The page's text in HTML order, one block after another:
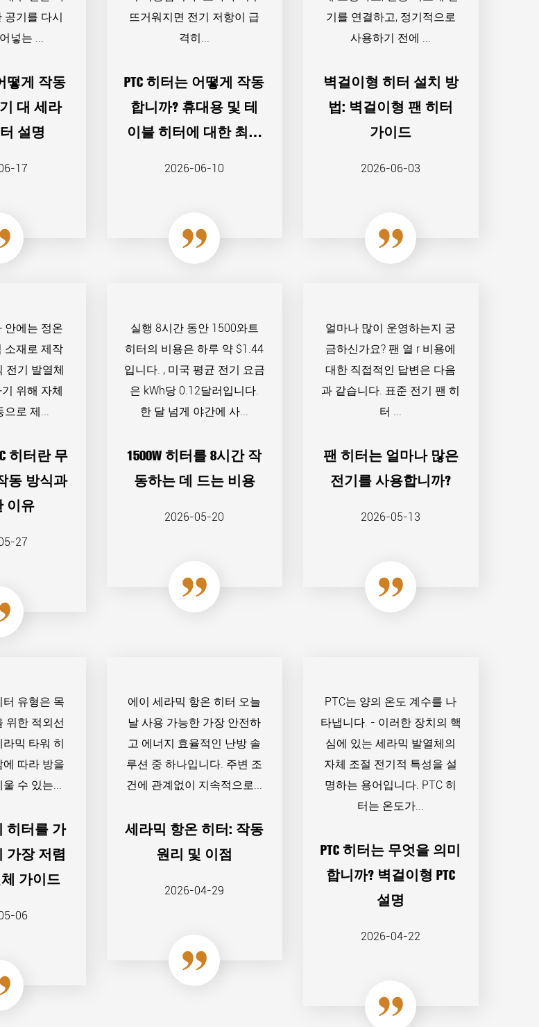
공기를 다시
넣는 ...
떻게 작동
대 세라
설명
17
뜨거워지면 전기 저항이 급
격히...
PTC 히터는 어떻게 작동
합니까? 휴대용 및 테
이블 히터에 대한 최종
2026-06-10
기를 연결하고, 정기적으로
사용하기 전에 ...
벽걸이형 히터 설치 방
법: 벽걸이형 팬 히터
가이드
2026-06-03
안에는 정온
소재로 제작
전기 발열체
위해 자체
으로 제...
히터란 무
동 방식과
이유
27
실행 8시간 동안 1500와트
히터의 비용은 하루 약 $1.44
입니다. , 미국 평균 전기 요금
은 kWh당 0.12달러입니다.
한 달 넘게 야간에 사...
1500W 히터를 8시간 작
동하는 데 드는 비용
2026-05-20
얼마나 많이 운영하는지 궁
금하신가요? 팬 열 r 비용에
대한 직접적인 답변은 다음
과 같습니다. 표준 전기 팬 히
터 ...
팬 히터는 얼마나 많은
전기를 사용합니까?
2026-05-13
유형은 목
위한 적외선
믹 타워 히
따라 방을
수 있는...
히터를 가
가장 저렴
가이드
06
에이 세라믹 항온 히터 오늘
날 사용 가능한 가장 안전하
고 에너지 효율적인 난방 솔
루션 중 하나입니다. 주변 조
건에 관계없이 지속적으로...
세라믹 항온 히터: 작동
원리 및 이점
2026-04-29
PTC는 양의 온도 계수를 나
타냅니다. - 이러한 장치의 핵
심에 있는 세라믹 발열체의
자체 조절 전기적 특성을 설
명하는 용어입니다. PTC 히
터는 온도가...
PTC 히터는 무엇을 의미
합니까? 벽걸이형 PTC
설명
2026-04-22